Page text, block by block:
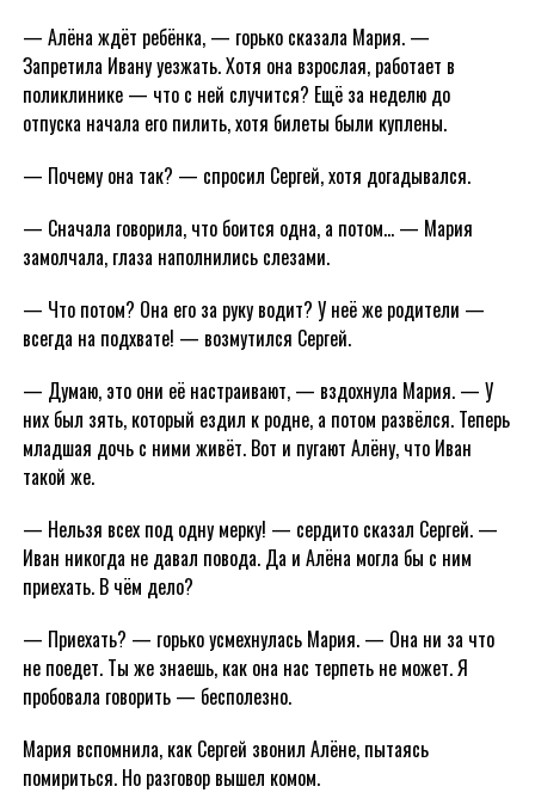
— Алёна ждёт ребёнка, — горько сказала Мария. —
Запретила Ивану уезжать. Хотя она взрослая, работает в
поликлинике — что с ней случится? Ещё за неделю до
отпуска начала его пилить, хотя билеты были куплены.
— Почему она так? — спросил Сергей, хотя догадывался.
— Сначала говорила, что боится одна, а потом… — Мария
замолчала, глаза наполнились слезами.
— Что потом? Она его за руку водит? У неё же родители —
всегда на подхвате! — возмутился Сергей.
— Думаю, это они её настраивают, — вздохнула Мария. — У
них был зять, который ездил к родне, а потом развёлся. Теперь
младшая дочь с ними живёт. Вот и пугают Алёну, что Иван
такой же.
— Нельзя всех под одну мерку! — сердито сказал Сергей. —
Иван никогда не давал повода. Да и Алёна могла бы с ним
приехать. В чём дело?
— Приехать? — горько усмехнулась Мария. — Она ни за что
не поедет. Ты же знаешь, как она нас терпеть не может. Я
пробовала говорить — бесполезно.
Мария вспомнила, как Сергей звонил Алёне, пытаясь
помириться. Но разговор вышел комом.